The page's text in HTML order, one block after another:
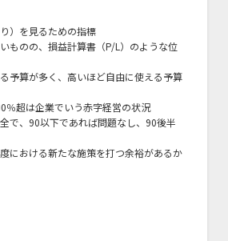
）を見るための指標
ものの、損益計算書（P/L）のような位
予算が多く、高いほど自由に使える予算
％超は企業でいう赤字経営の状況
で、90以下であれば問題なし、90後半
における新たな施策を打つ余裕があるか